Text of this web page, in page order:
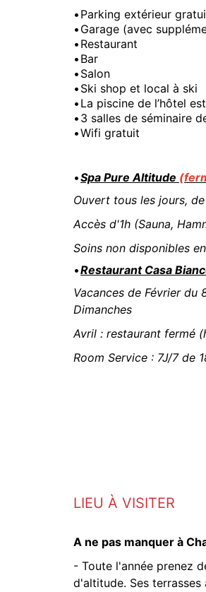
Parking extérieur
Garage (avec
Restaurant
Bar
Salon
Ski shop et local à ski
La piscine de l’hôtel
3 salles de séminaire
Wifi gratuit
Spa Pure Altitude
Ouvert tous les jours,
Accès d'1h (Sauna,
Soins non disponibles
Restaurant Casa
Vacances de Février du
Dimanches
Avril : restaurant fermé
Room Service : 7J/7 de
LIEU À VISITER
A ne pas manquer à
- Toute l'année prenez
d'altitude. Ses